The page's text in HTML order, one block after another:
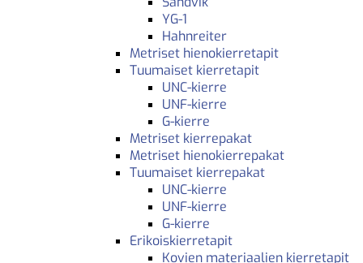
YG-1
Hahnreiter
Metriset hienokierretapit
Tuumaiset kierretapit
UNC-kierre
UNF-kierre
G-kierre
Metriset kierrepakat
Metriset hienokierrepakat
Tuumaiset kierrepakat
UNC-kierre
UNF-kierre
G-kierre
Erikoiskierretapit
Kovien materiaalien kierretapit